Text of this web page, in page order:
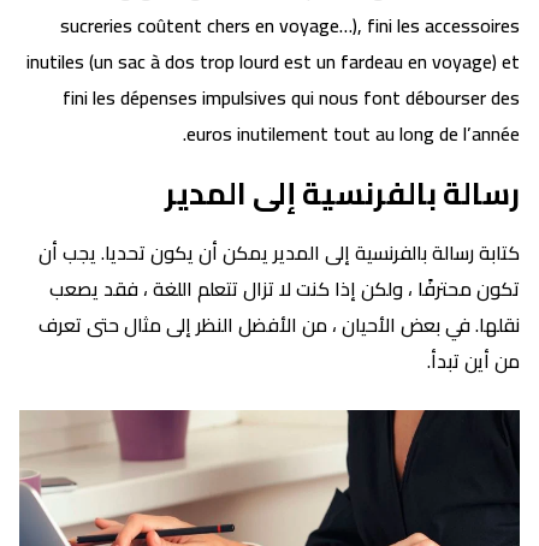
sucreries coûtent chers en voyage…), fini les accessoires
inutiles (un sac à dos trop lourd est un fardeau en voyage) et
fini les dépenses impulsives qui nous font débourser des
euros inutilement tout au long de l’année.
رسالة بالفرنسية إلى المدير
كتابة رسالة بالفرنسية إلى المدير يمكن أن يكون تحديا. يجب أن
تكون محترفًا ، ولكن إذا كنت لا تزال تتعلم اللغة ، فقد يصعب
نقلها. في بعض الأحيان ، من الأفضل النظر إلى مثال حتى تعرف
من أين تبدأ.